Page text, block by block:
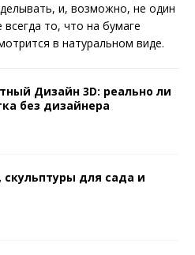
и, возможно, не один
то, что на бумаге
в натуральном виде.
Дизайн 3D: реально ли
без дизайнера
для сада и